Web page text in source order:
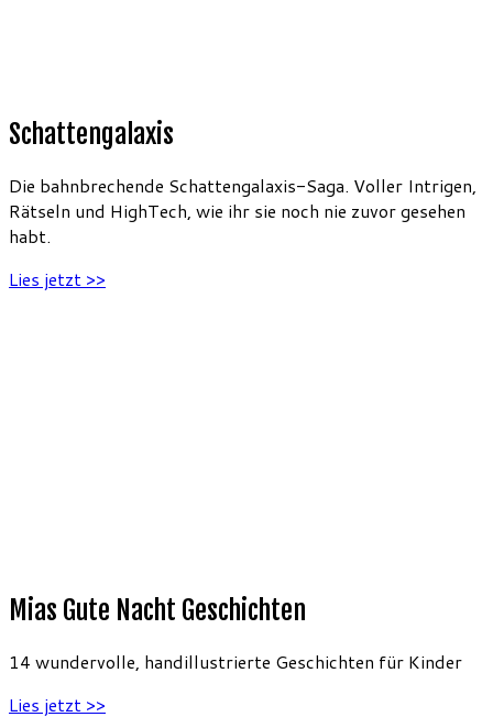
Schattengalaxis
Die bahnbrechende Schattengalaxis-Saga. Voller Intrigen,
Rätseln und HighTech, wie ihr sie noch nie zuvor gesehen
habt.
Lies jetzt >>
Mias Gute Nacht Geschichten
14 wundervolle, handillustrierte Geschichten für Kinder
Lies jetzt >>